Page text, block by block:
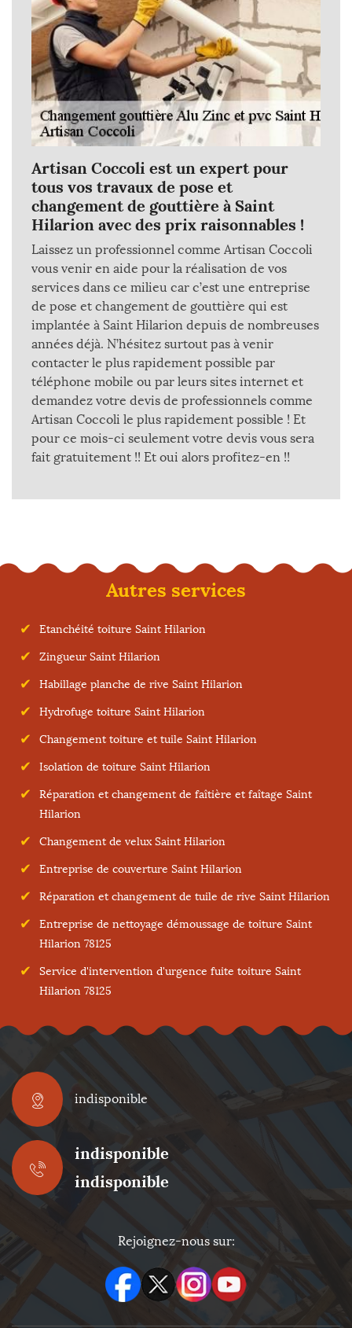
Artisan Coccoli est un expert pour
tous vos travaux de pose et
changement de gouttière à Saint
Hilarion avec des prix raisonnables !
Laissez un professionnel comme Artisan Coccoli
vous venir en aide pour la réalisation de vos
services dans ce milieu car c’est une entreprise
de pose et changement de gouttière qui est
implantée à Saint Hilarion depuis de nombreuses
années déjà. N’hésitez surtout pas à venir
contacter le plus rapidement possible par
téléphone mobile ou par leurs sites internet et
demandez votre devis de professionnels comme
Artisan Coccoli le plus rapidement possible ! Et
pour ce mois-ci seulement votre devis vous sera
fait gratuitement !! Et oui alors profitez-en !!
Autres services
Etanchéité toiture Saint Hilarion
Zingueur Saint Hilarion
Habillage planche de rive Saint Hilarion
Hydrofuge toiture Saint Hilarion
Changement toiture et tuile Saint Hilarion
Isolation de toiture Saint Hilarion
Réparation et changement de faîtière et faîtage Saint
Hilarion
Changement de velux Saint Hilarion
Entreprise de couverture Saint Hilarion
Réparation et changement de tuile de rive Saint Hilarion
Entreprise de nettoyage démoussage de toiture Saint
Hilarion 78125
Service d'intervention d'urgence fuite toiture Saint
Hilarion 78125
indisponible
indisponible
indisponible
Rejoignez-nous sur: